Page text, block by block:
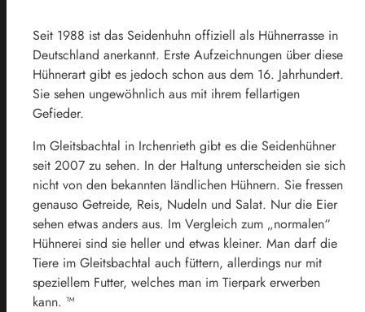
Seit 1988 ist das Seidenhuhn offiziell als Hühnerrasse in
Deutschland anerkannt. Erste Aufzeichnungen über diese
Hühnerart gibt es jedoch schon aus dem 16. Jahrhundert.
Sie sehen ungewöhnlich aus mit ihrem fellartigen
Gefieder.
Im Gleitsbachtal in Irchenrieth gibt es die Seidenhühner
seit 2007 zu sehen. In der Haltung unterscheiden sie sich
nicht von den bekannten ländlichen Hühnern. Sie fressen
genauso Getreide, Reis, Nudeln und Salat. Nur die Eier
sehen etwas anders aus. Im Vergleich zum „normalen“
Hühnerei sind sie heller und etwas kleiner. Man darf die
Tiere im Gleitsbachtal auch füttern, allerdings nur mit
speziellem Futter, welches man im Tierpark erwerben
kann. ™